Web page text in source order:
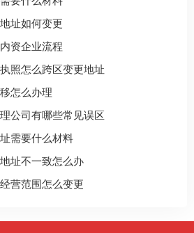
址如何变更
资企业流程
照怎么跨区变更地址
怎么办理
公司有哪些常见误区
需要什么材料
址不一致怎么办
营范围怎么变更